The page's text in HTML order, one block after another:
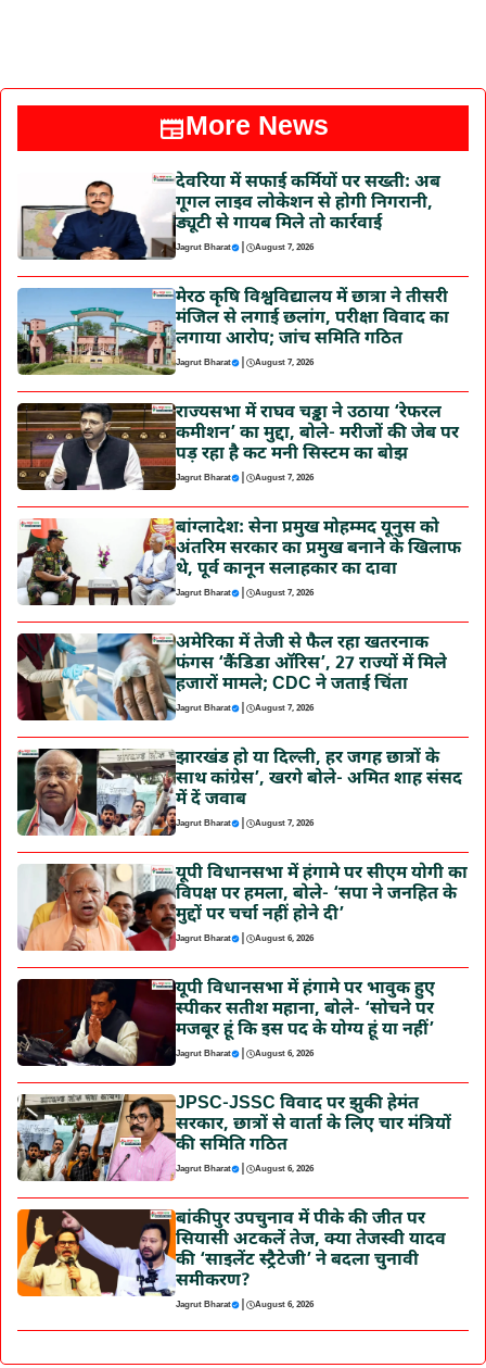
More News
देवरिया में सफाई कर्मियों पर सख्ती: अब
गूगल लाइव लोकेशन से होगी निगरानी,
ड्यूटी से गायब मिले तो कार्रवाई
Jagrut Bharat | August 7, 2026
मेरठ कृषि विश्वविद्यालय में छात्रा ने तीसरी
मंजिल से लगाई छलांग, परीक्षा विवाद का
लगाया आरोप; जांच समिति गठित
Jagrut Bharat | August 7, 2026
राज्यसभा में राघव चड्ढा ने उठाया ‘रेफरल
कमीशन’ का मुद्दा, बोले- मरीजों की जेब पर
पड़ रहा है कट मनी सिस्टम का बोझ
Jagrut Bharat | August 7, 2026
बांग्लादेश: सेना प्रमुख मोहम्मद यूनुस को
अंतरिम सरकार का प्रमुख बनाने के खिलाफ
थे, पूर्व कानून सलाहकार का दावा
Jagrut Bharat | August 7, 2026
अमेरिका में तेजी से फैल रहा खतरनाक
फंगस ‘कैंडिडा ऑरिस’, 27 राज्यों में मिले
हजारों मामले; CDC ने जताई चिंता
Jagrut Bharat | August 7, 2026
झारखंड हो या दिल्ली, हर जगह छात्रों के
साथ कांग्रेस’, खरगे बोले- अमित शाह संसद
में दें जवाब
Jagrut Bharat | August 7, 2026
यूपी विधानसभा में हंगामे पर सीएम योगी का
विपक्ष पर हमला, बोले- ‘सपा ने जनहित के
मुद्दों पर चर्चा नहीं होने दी’
Jagrut Bharat | August 6, 2026
यूपी विधानसभा में हंगामे पर भावुक हुए
स्पीकर सतीश महाना, बोले- ‘सोचने पर
मजबूर हूं कि इस पद के योग्य हूं या नहीं’
Jagrut Bharat | August 6, 2026
JPSC-JSSC विवाद पर झुकी हेमंत
सरकार, छात्रों से वार्ता के लिए चार मंत्रियों
की समिति गठित
Jagrut Bharat | August 6, 2026
बांकीपुर उपचुनाव में पीके की जीत पर
सियासी अटकलें तेज, क्या तेजस्वी यादव
की ‘साइलेंट स्ट्रैटेजी’ ने बदला चुनावी
समीकरण?
Jagrut Bharat | August 6, 2026